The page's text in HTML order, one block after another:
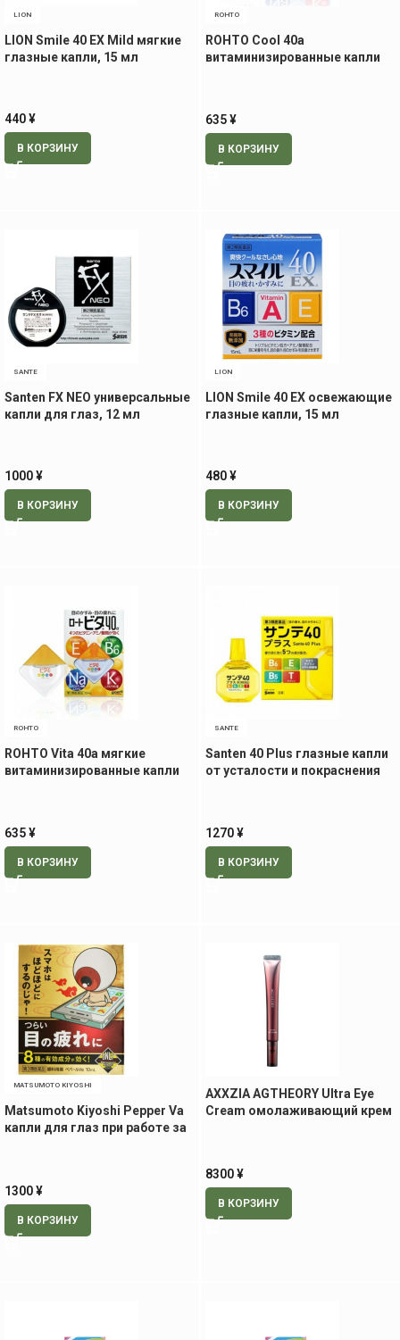
LION
LION Smile 40 EX Mild мягкие
глазные капли, 15 мл
440¥
В КОРЗИНУ
ROHTO
ROHTO Cool 40a
витаминизированные капли
635¥
В КОРЗИНУ
SANTE
Santen FX NEO универсальные
капли для глаз, 12 мл
1000¥
В КОРЗИНУ
LION
LION Smile 40 EX освежающие
глазные капли, 15 мл
480¥
В КОРЗИНУ
ROHTO
ROHTO Vita 40a мягкие
витаминизированные капли
635¥
В КОРЗИНУ
SANTE
Santen 40 Plus глазные капли
от усталости и покраснения
1270¥
В КОРЗИНУ
MATSUMOTO KIYOSHI
Matsumoto Kiyoshi Pepper Va
капли для глаз при работе за
1300¥
В КОРЗИНУ
AXXZIA AGTHEORY Ultra Eye
Cream омолаживающий крем
8300¥
В КОРЗИНУ